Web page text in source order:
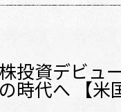
投資デビュ
時代へ 【米